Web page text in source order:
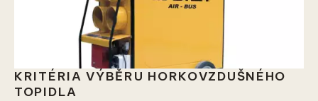
KRITÉRIA VÝBĚRU HORKOVZDUŠNÉHO
TOPIDLA